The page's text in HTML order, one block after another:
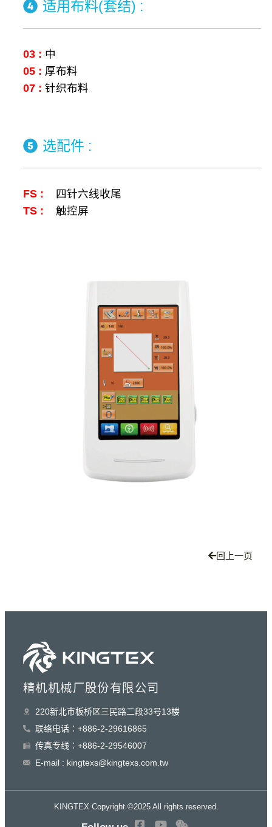
适用布料(套结) :
03 : 中
05 : 厚布料
07 : 针织布料
选配件 :
FS : 四针六线收尾
TS :
触控屏
回上一页
精机机械厂股份有限公司
220新北巿板桥区三民路二段33号13楼
联络电话︰+886-2-29616865
传真专线︰+886-2-29546007
E-mail : kingtexs@kingtexs.com.tw
KINGTEX Copyright ©2025 All rights reserved.